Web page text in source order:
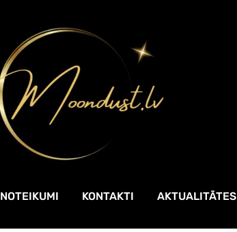
NOTEIKUMI KONTAKTI AKTUALITĀTES